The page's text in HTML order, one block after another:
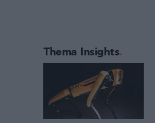
Thema Insights